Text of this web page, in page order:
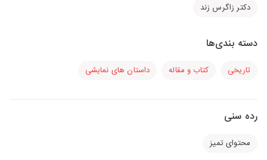
دکتر زاگرس زند
دسته بندی‌ها
تاریخی کتاب و مقاله داستان های نمایشی
رده سنی
محتوای تمیز